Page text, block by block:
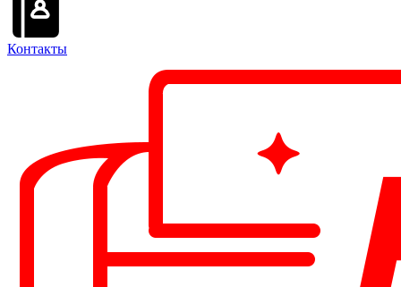
Контакты